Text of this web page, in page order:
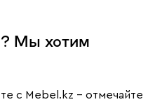
Мы хотим
с Mebel.kz – отмечайте